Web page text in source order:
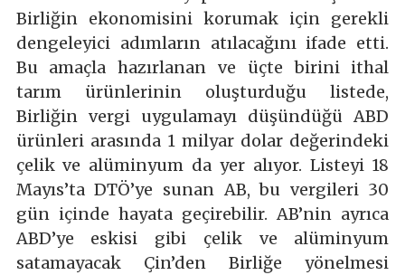
Birliğin ekonomisini korumak için gerekli
dengeleyici adımların atılacağını ifade etti.
Bu amaçla hazırlanan ve üçte birini ithal
tarım ürünlerinin oluşturduğu listede,
Birliğin vergi uygulamayı düşündüğü ABD
ürünleri arasında 1 milyar dolar değerindeki
çelik ve alüminyum da yer alıyor. Listeyi 18
Mayıs’ta DTÖ’ye sunan AB, bu vergileri 30
gün içinde hayata geçirebilir. AB’nin ayrıca
ABD’ye eskisi gibi çelik ve alüminyum
satamayacak Çin’den Birliğe yönelmesi